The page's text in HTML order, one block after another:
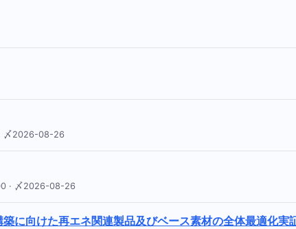
〆2026-08-26
· 〆2026-08-26
に向けた再エネ関連製品及びベース素材の全体最適化実